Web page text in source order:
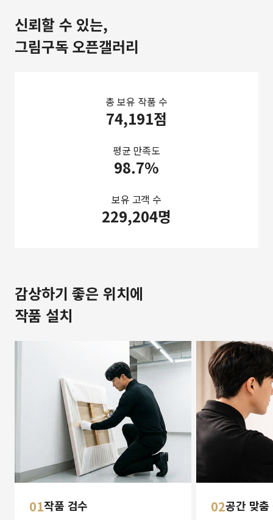
신뢰할 수 있는,
그림구독 오픈갤러리
총 보유 작품 수
74,191점
평균 만족도
98.7%
보유 고객 수
229,204명
감상하기 좋은 위치에
작품 설치
01작품 검수 02공간 맞